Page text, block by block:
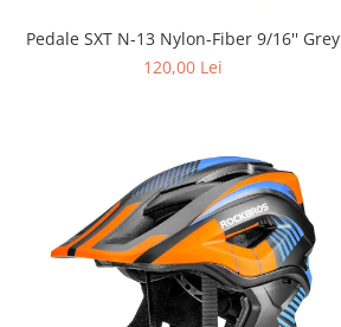
Pedale SXT N-13 Nylon-Fiber 9/16'' Grey
120,00 Lei